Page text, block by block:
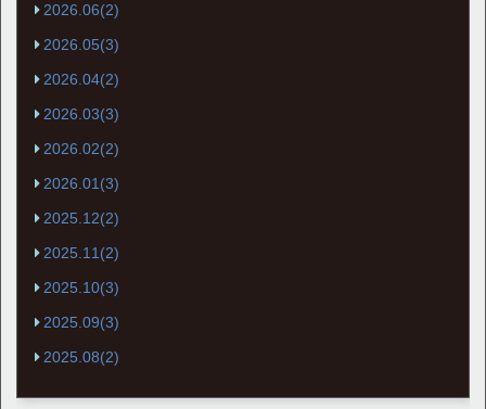
2026.06(2)
2026.05(3)
2026.04(2)
2026.03(3)
2026.02(2)
2026.01(3)
2025.12(2)
2025.11(2)
2025.10(3)
2025.09(3)
2025.08(2)